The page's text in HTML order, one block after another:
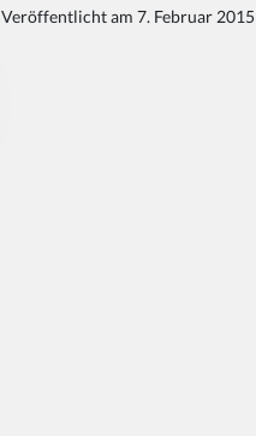
Veröffentlicht am 7. Februar 2015